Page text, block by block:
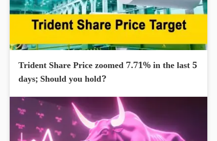
Trident Share Price zoomed 7.71% in the last 5
days; Should you hold?